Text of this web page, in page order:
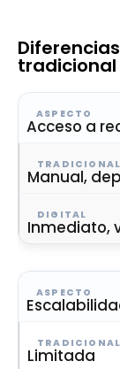
tradicional
Acceso a
Manual,
Inmediato,
Limitada